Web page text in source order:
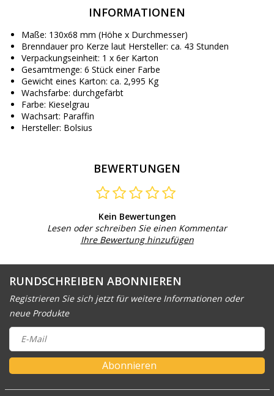
INFORMATIONEN
Maße: 130x68 mm (Höhe x Durchmesser)
Brenndauer pro Kerze laut Hersteller: ca. 43 Stunden
Verpackungseinheit: 1 x 6er Karton
Gesamtmenge: 6 Stück einer Farbe
Gewicht eines Karton: ca. 2,995 Kg
Wachsfarbe: durchgefärbt
Farbe: Kieselgrau
Wachsart: Paraffin
Hersteller: Bolsius
BEWERTUNGEN
Kein Bewertungen
Lesen oder schreiben Sie einen Kommentar
Ihre Bewertung hinzufügen
RUNDSCHREIBEN ABONNIEREN
Registrieren Sie sich jetzt für weitere Informationen oder
neue Produkte
Abonnieren